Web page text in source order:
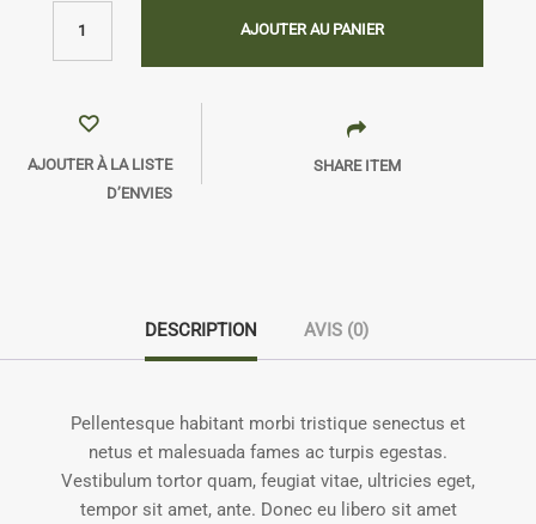
AJOUTER AU PANIER
AJOUTER À LA LISTE
D’ENVIES
SHARE ITEM
DESCRIPTION AVIS (0)
Pellentesque habitant morbi tristique senectus et
netus et malesuada fames ac turpis egestas.
Vestibulum tortor quam, feugiat vitae, ultricies eget,
tempor sit amet, ante. Donec eu libero sit amet